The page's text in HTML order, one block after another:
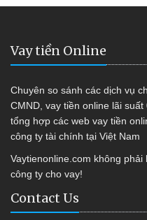
Vay tiền Online
Chuyên so sánh các dịch vụ
CMND, vay tiền online lãi
tổng hợp các web vay tiền
công ty tài chính tại Việt Nam
Vaytienonline.com không
công ty cho vay!
Contact Us